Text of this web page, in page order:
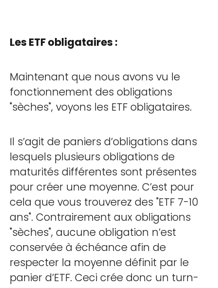
Les ETF obligataires :
Maintenant que nous avons vu le
fonctionnement des obligations
"sèches", voyons les ETF obligataires.
Il s’agit de paniers d’obligations dans
lesquels plusieurs obligations de
maturités différentes sont présentes
pour créer une moyenne. C’est pour
cela que vous trouverez des "ETF 7-10
ans". Contrairement aux obligations
"sèches", aucune obligation n’est
conservée à échéance afin de
respecter la moyenne définit par le
panier d’ETF. Ceci crée donc un turn-